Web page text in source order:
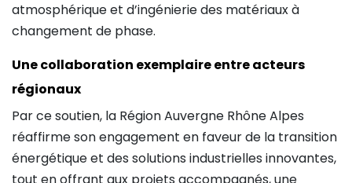
atmosphérique et d’ingénierie des matériaux à
changement de phase.
Une collaboration exemplaire entre acteurs
régionaux
Par ce soutien, la Région Auvergne Rhône Alpes
réaffirme son engagement en faveur de la transition
énergétique et des solutions industrielles innovantes,